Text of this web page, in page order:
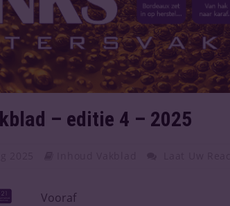
– editie 4 – 2025
Vooraf